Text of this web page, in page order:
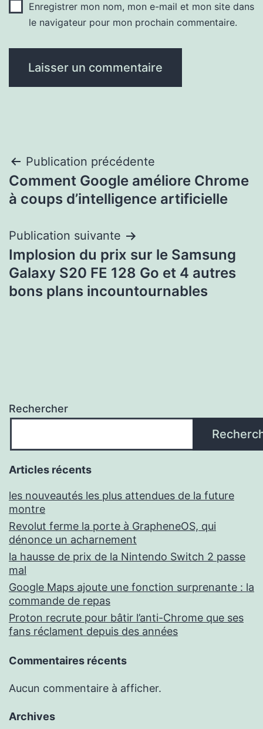
Enregistrer mon nom, mon e-mail et mon site dans
le navigateur pour mon prochain commentaire.
Navigation
de
Publication précédente
Comment Google améliore Chrome
à coups d’intelligence artificielle
Publication suivante
Implosion du prix sur le Samsung
Galaxy S20 FE 128 Go et 4 autres
bons plans incountournables
Rechercher
Articles récents
les nouveautés les plus attendues de la future
montre
Revolut ferme la porte à GrapheneOS, qui
dénonce un acharnement
la hausse de prix de la Nintendo Switch 2 passe
mal
Google Maps ajoute une fonction surprenante : la
commande de repas
Proton recrute pour bâtir l’anti-Chrome que ses
fans réclament depuis des années
Commentaires récents
Aucun commentaire à afficher.
Archives